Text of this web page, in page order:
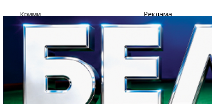
Крими
Бизнес
Политика
Спорт
Светът
Реклама
Условия За Ползване
Поверителност